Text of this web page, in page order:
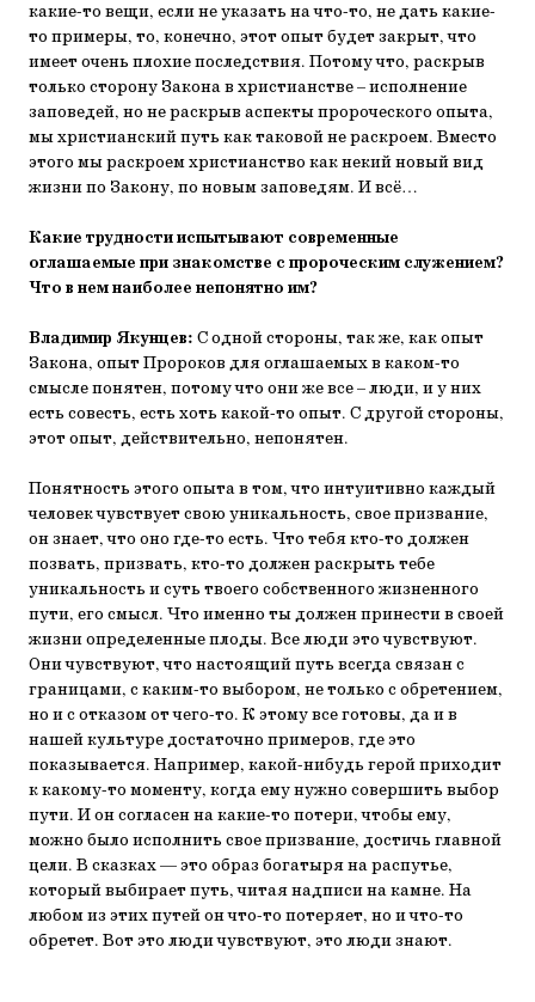
какие-то вещи, если не указать на что-то, не дать какие-
то примеры, то, конечно, этот опыт будет закрыт, что
имеет очень плохие последствия. Потому что, раскрыв
только сторону Закона в христианстве – исполнение
заповедей, но не раскрыв аспекты пророческого опыта,
мы христианский путь как таковой не раскроем. Вместо
этого мы раскроем христианство как некий новый вид
жизни по Закону, по новым заповедям. И всё…
Какие трудности испытывают современные
оглашаемые при знакомстве с пророческим служением?
Что в нем наиболее непонятно им?
Владимир Якунцев: С одной стороны, так же, как опыт
Закона, опыт Пророков для оглашаемых в каком-то
смысле понятен, потому что они же все – люди, и у них
есть совесть, есть хоть какой-то опыт. С другой стороны,
этот опыт, действительно, непонятен.
Понятность этого опыта в том, что интуитивно каждый
человек чувствует свою уникальность, свое призвание,
он знает, что оно где-то есть. Что тебя кто-то должен
позвать, призвать, кто-то должен раскрыть тебе
уникальность и суть твоего собственного жизненного
пути, его смысл. Что именно ты должен принести в своей
жизни определенные плоды. Все люди это чувствуют.
Они чувствуют, что настоящий путь всегда связан с
границами, с каким-то выбором, не только с обретением,
но и с отказом от чего-то. К этому все готовы, да и в
нашей культуре достаточно примеров, где это
показывается. Например, какой-нибудь герой приходит
к какому-то моменту, когда ему нужно совершить выбор
пути. И он согласен на какие-то потери, чтобы ему,
можно было исполнить свое призвание, достичь главной
цели. В сказках — это образ богатыря на распутье,
который выбирает путь, читая надписи на камне. На
любом из этих путей он что-то потеряет, но и что-то
обретет. Вот это люди чувствуют, это люди знают.